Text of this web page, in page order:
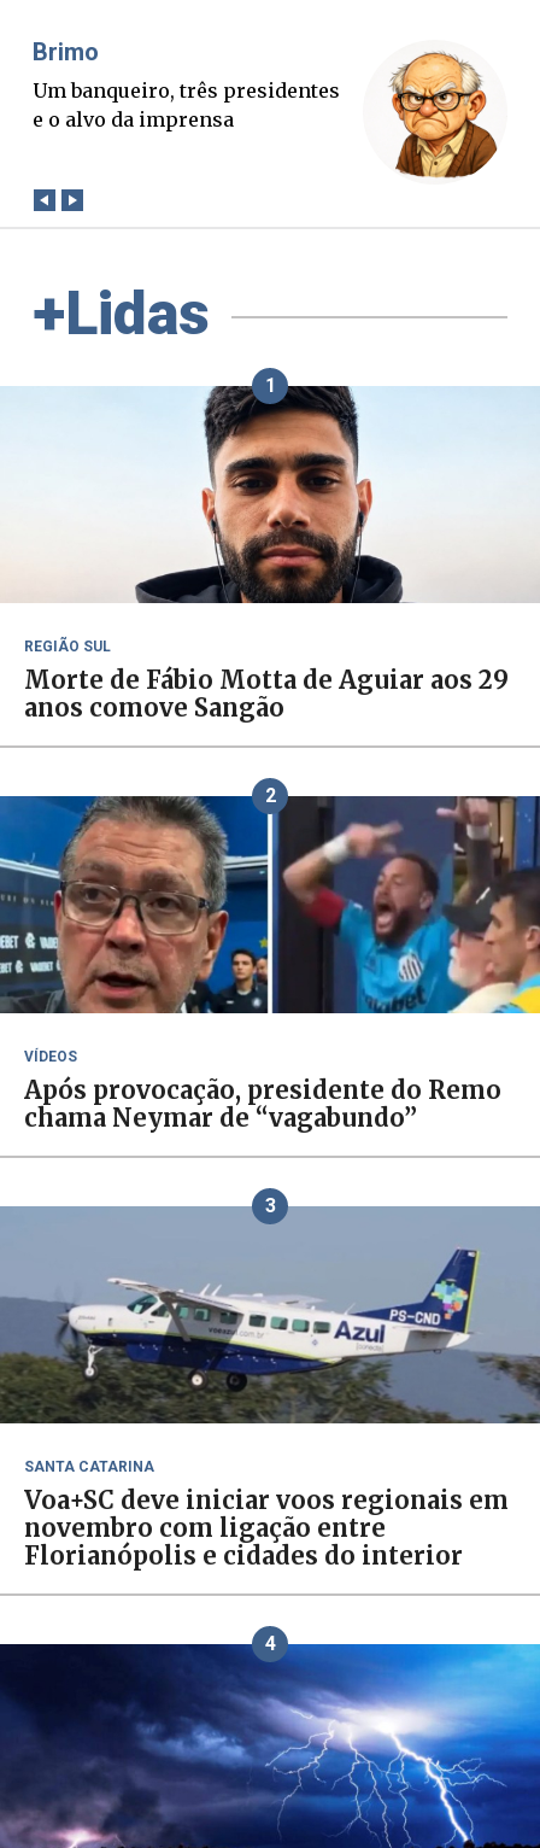
O Boato corre mais rápido que a
verdade. Mas quem paga a
+Lidas
1
REGIÃO SUL
Morte de Fábio Motta de Aguiar aos 29
anos comove Sangão
2
VÍDEOS
Após provocação, presidente do Remo
chama Neymar de “vagabundo”
3
SANTA CATARINA
Voa+SC deve iniciar voos regionais em
novembro com ligação entre
Florianópolis e cidades do interior
4